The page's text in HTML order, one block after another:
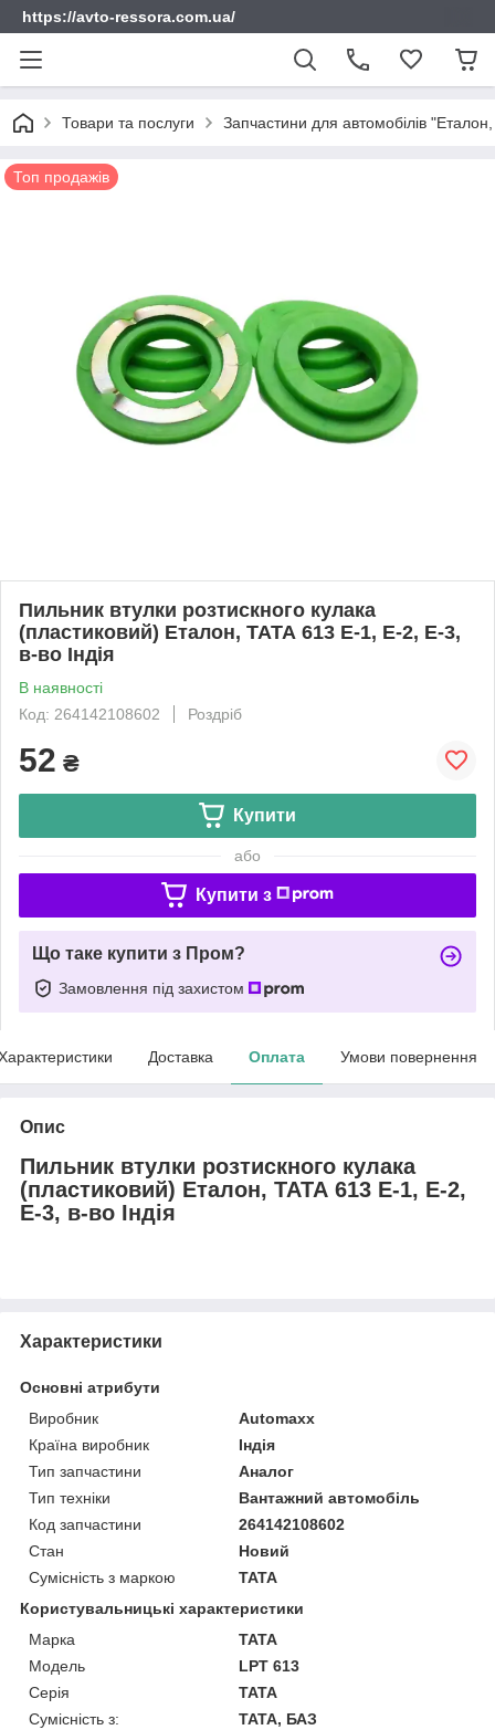
https://avto-ressora.com.ua/
Товари та послуги Запчастини для автомобілів
Топ продажів
Пильник втулки розтискного кулака
(пластиковий) Еталон, ТАТА 613 E-1, Е-2, E-3,
в-во Індія
В наявності
Код: 264142108602
Роздріб
52 ₴
Купити
або
Купити з
Що таке купити з Пром?
Замовлення під захистом
Доставка Оплата Умови повернення
Опис
Пильник втулки розтискного кулака
(пластиковий) Еталон, ТАТА 613 E-1, Е-2,
E-3, в-во Індія
Характеристики
Основні атрибути
Виробник
Automaxx
Країна виробник
Індія
Тип запчастини
Аналог
Тип техніки
Вантажний автомобіль
Код запчастини
264142108602
Стан
Новий
Сумісність з маркою
TATA
Користувальницькі характеристики
Марка
ТАТА
Модель
LPT 613
Серія
TATA
Сумісність з:
TATA, БАЗ